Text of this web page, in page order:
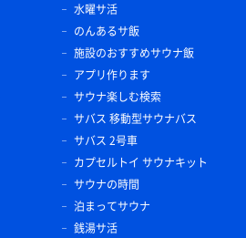
水曜サ活
のんあるサ飯
施設のおすすめサウナ飯
アプリ作ります
サウナ楽しむ検索
サバス 移動型サウナバス
サバス 2号車
カプセルトイ サウナキット
サウナの時間
泊まってサウナ
銭湯サ活